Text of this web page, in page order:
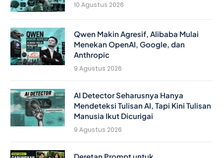
10 Agustus 2026
Qwen Makin Agresif, Alibaba Mulai
Menekan OpenAI, Google, dan
Anthropic
9 Agustus 2026
AI Detector Seharusnya Hanya
Mendeteksi Tulisan AI, Tapi Kini Tulisan
Manusia Ikut Dicurigai
9 Agustus 2026